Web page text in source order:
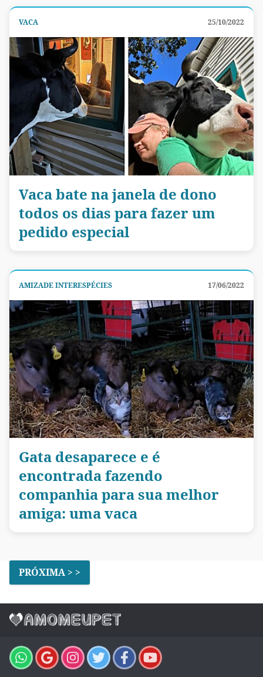
VACA 25/10/2022
Vaca bate na janela de dono
todos os dias para fazer um
pedido especial
AMIZADE INTERESPÉCIES 17/06/2022
Gata desaparece e é
encontrada fazendo
companhia para sua melhor
amiga: uma vaca
PRÓXIMA > >